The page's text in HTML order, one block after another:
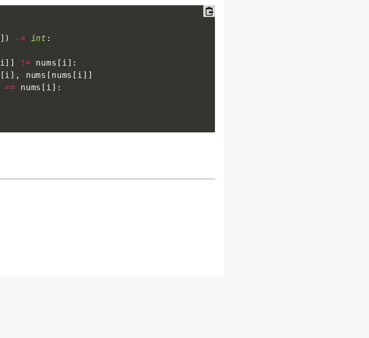
] ) -> int :
i ] ] != nums [ i ] :
[i ] , nums [ nums [ i ] ]
== nums [ i ] :